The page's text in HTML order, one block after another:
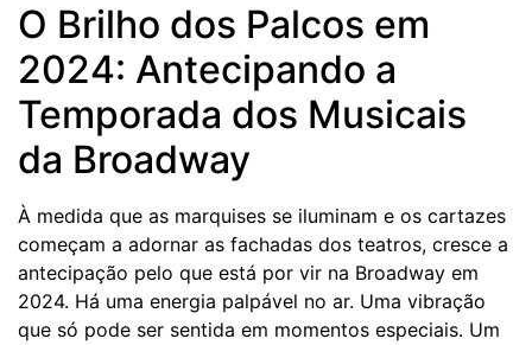
O Brilho dos Palcos em
2024: Antecipando a
Temporada dos Musicais
da Broadway
À medida que as marquises se iluminam e os cartazes
começam a adornar as fachadas dos teatros, cresce a
antecipação pelo que está por vir na Broadway em
2024. Há uma energia palpável no ar. Uma vibração
que só pode ser sentida em momentos especiais. Um